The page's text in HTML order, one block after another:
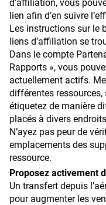
d’affiliation, vous
lien afin d’en suivre
Les instructions sur le
liens d’affiliation se
Dans le compte
Rapports », vous
actuellement actifs.
différentes ressources,
étiquetez de manière
placés à divers
N’ayez pas peur de
emplacements des
ressource.
Proposez activement
Un transfert depuis
pour augmenter les